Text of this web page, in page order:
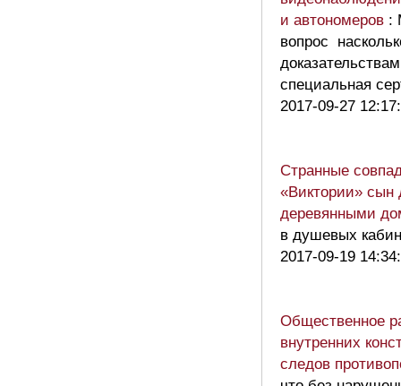
и автономеров :
вопрос
специальная
2017-09-27
Странные
«Виктории» сын
деревянными
в душевых
2017-09-19
Общественное
внутренних
следов